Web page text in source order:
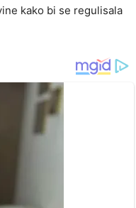
kako bi se regulisala